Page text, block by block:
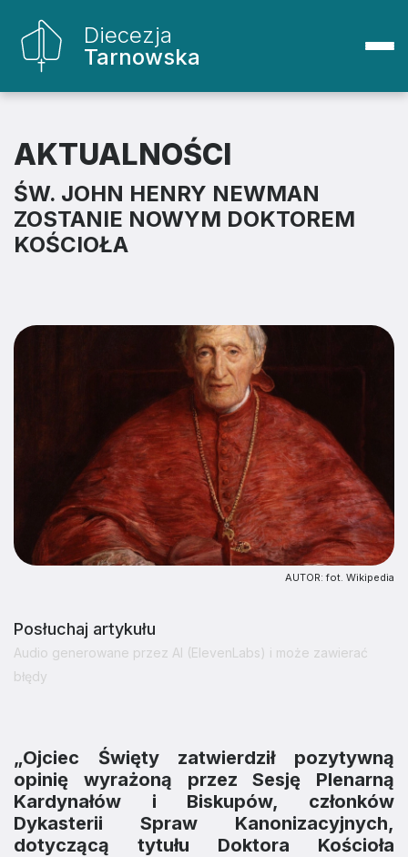
Diecezja
Tarnowska
AKTUALNOŚCI
ŚW. JOHN HENRY NEWMAN
ZOSTANIE NOWYM DOKTOREM
KOŚCIOŁA
AUTOR: fot. Wikipedia
Posłuchaj artykułu
Audio generowane przez AI (ElevenLabs) i może zawierać
błędy
„Ojciec Święty zatwierdził pozytywną
opinię wyrażoną przez Sesję Plenarną
Kardynałów i Biskupów, członków
Dykasterii Spraw Kanonizacyjnych,
dotyczącą tytułu Doktora Kościoła